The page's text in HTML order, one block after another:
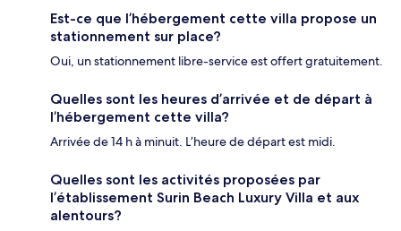
Est-ce que l’hébergement cette villa propose un
stationnement sur place?
Oui, un stationnement libre-service est offert gratuitement.
Quelles sont les heures d’arrivée et de départ à
l’hébergement cette villa?
Arrivée de 14 h à minuit. L’heure de départ est midi.
Quelles sont les activités proposées par
l’établissement Surin Beach Luxury Villa et aux
alentours?